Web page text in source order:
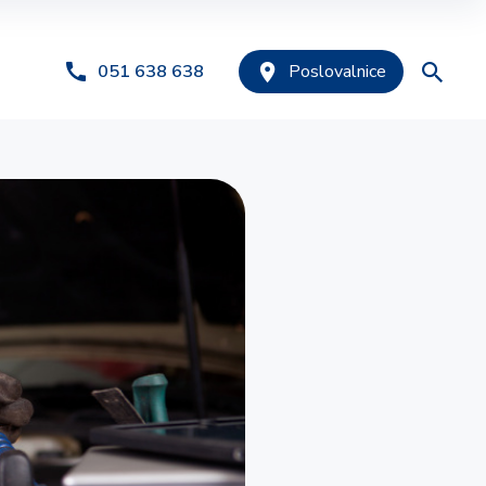
Premoženjska zavarovanja
za vozni park
zavarovanja
051 638 638 Poslovalnice
Avtomobilsko zavarovanje
Tehnični pregled